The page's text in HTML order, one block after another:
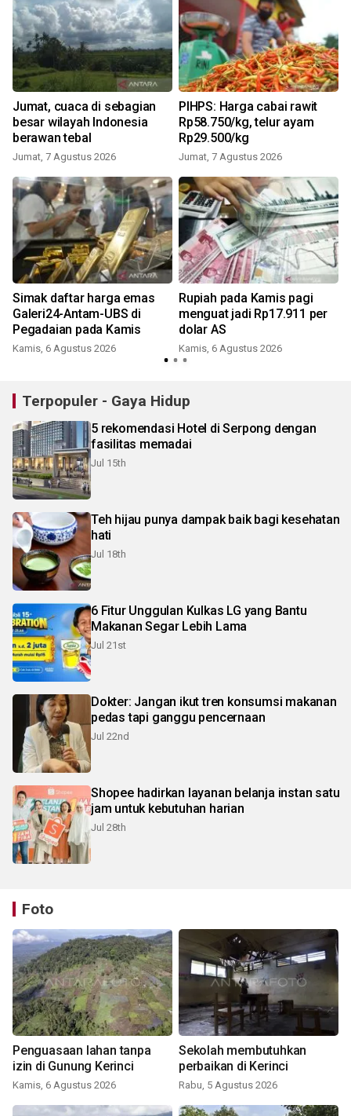
Jumat, cuaca di sebagian
besar wilayah Indonesia
berawan tebal
Jumat, 7 Agustus 2026
PIHPS: Harga cabai rawit
Rp58.750/kg, telur ayam
Rp29.500/kg
Jumat, 7 Agustus 2026
Simak daftar harga emas
Galeri24-Antam-UBS di
Pegadaian pada Kamis
Kamis, 6 Agustus 2026
Rupiah pada Kamis pagi
menguat jadi Rp17.911 per
dolar AS
Kamis, 6 Agustus 2026
Terpopuler - Gaya Hidup
5 rekomendasi Hotel di Serpong dengan
fasilitas memadai
Jul 15th
Teh hijau punya dampak baik bagi kesehatan
hati
Jul 18th
6 Fitur Unggulan Kulkas LG yang Bantu
Makanan Segar Lebih Lama
Jul 21st
Dokter: Jangan ikut tren konsumsi makanan
pedas tapi ganggu pencernaan
Jul 22nd
Shopee hadirkan layanan belanja instan satu
jam untuk kebutuhan harian
Jul 28th
Foto
Penguasaan lahan tanpa
izin di Gunung Kerinci
Kamis, 6 Agustus 2026
Sekolah membutuhkan
perbaikan di Kerinci
Rabu, 5 Agustus 2026